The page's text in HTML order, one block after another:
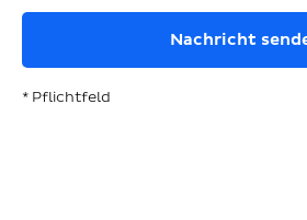
* Pflichtfeld